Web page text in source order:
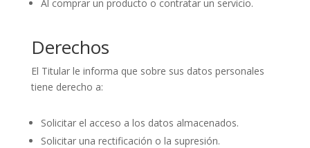
Al comprar un producto o contratar un servicio.
Derechos
El Titular le informa que sobre sus datos personales
tiene derecho a:
Solicitar el acceso a los datos almacenados.
Solicitar una rectificación o la supresión.